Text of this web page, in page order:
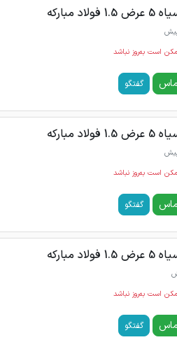
مبارکه
است به‌روز نباشد
گفتگو
مبارکه
است به‌روز نباشد
گفتگو
مبارکه
است به‌روز نباشد
گفتگو